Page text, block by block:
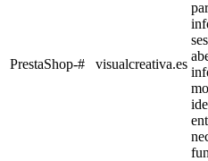
PrestaShop-# visualcreativa.es